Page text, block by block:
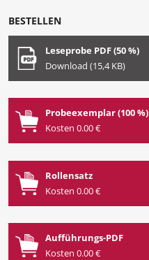
BESTELLEN
Leseprobe PDF (50 %)
Download (15,4 KB)
Probeexemplar (100 %)
Kosten 0.00 €
Rollensatz
Kosten 0.00 €
Aufführungs-PDF
Kosten 0.00 €